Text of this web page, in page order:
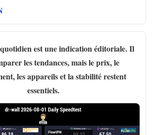
est une indication éditoriale. Il
les tendances, mais le prix, le
les appareils et la stabilité restent
essentiels.